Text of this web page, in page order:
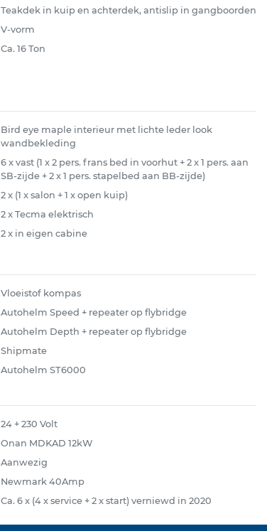
Teakdek in kuip en achterdek, antislip in gangboorden
V-vorm
Ca. 16 Ton
Bird eye maple interieur met lichte leder look
wandbekleding
6 x vast (1 x 2 pers. frans bed in voorhut + 2 x 1 pers. aan
SB-zijde + 2 x 1 pers. stapelbed aan BB-zijde)
2 x (1 x salon + 1 x open kuip)
2 x Tecma elektrisch
2 x in eigen cabine
Vloeistof kompas
Autohelm Speed + repeater op flybridge
Autohelm Depth + repeater op flybridge
Shipmate
Autohelm ST6000
24 + 230 Volt
Onan MDKAD 12kW
Aanwezig
Newmark 40Amp
Ca. 6 x (4 x service + 2 x start) verniewd in 2020